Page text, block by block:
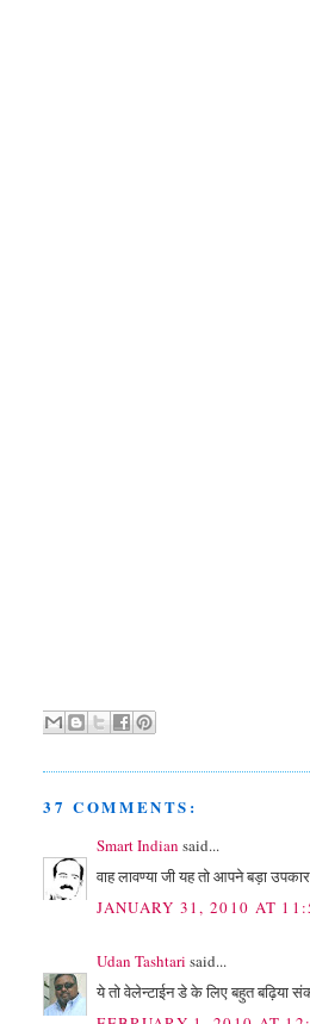
37 COMMENTS:
Smart Indian said...
वाह लावण्या जी यह तो आपने बड़ा
JANUARY 31, 2010 AT
Udan Tashtari said...
ये तो वेलेन्टाईन डे के लिए बहुत